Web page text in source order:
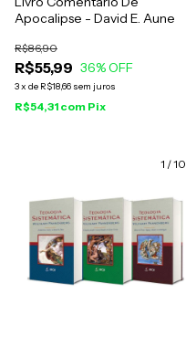
Apocalipse - David E. Aune
R$55,99
R$86,90
36% OFF
3x de R$18,66 sem juros
R$54,31 com Pix
1 /10